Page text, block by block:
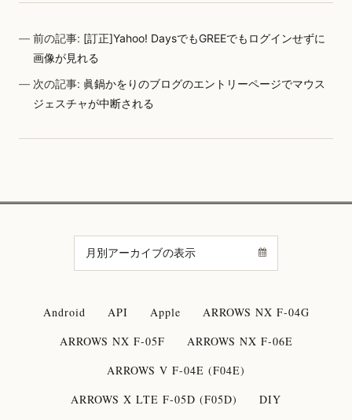
前の記事: [訂正]Yahoo! DaysでもGREEでもログインせずに
画像が見れる
次の記事: 眞鍋かをりのブログのエントリーページでマウス
ジェスチャが中断される
Android API Apple
ARROWS NX F-04G
ARROWS NX F-05F
ARROWS NX F-06E
ARROWS V F-04E (F04E)
ARROWS X LTE F-05D (F05D)
DIY